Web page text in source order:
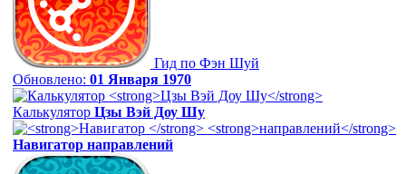
Гид по Фэн Шуй
Обновлено: 01 Января 1970
Калькулятор Цзы Вэй Доу Шу
Навигатор направлений